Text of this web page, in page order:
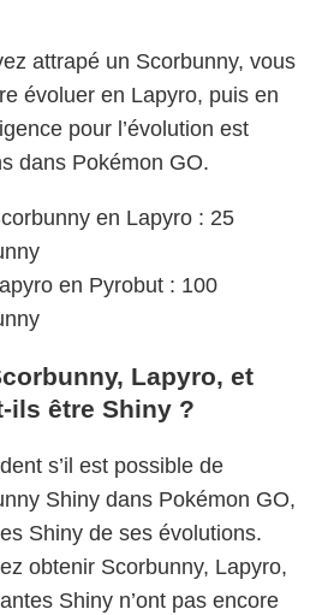
attrapé un Scorbunny, vous
évoluer en Lapyro, puis en
pour l’évolution est
dans Pokémon GO.
en Lapyro : 25
en Pyrobut : 100
Lapyro, et
ils être Shiny ?
s’il est possible de
Shiny dans Pokémon GO,
Shiny de ses évolutions.
obtenir Scorbunny, Lapyro,
Shiny n’ont pas encore